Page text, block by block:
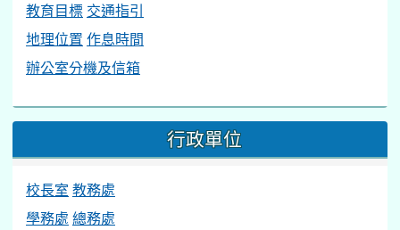
教育目標 交通指引
地理位置 作息時間
辦公室分機及信箱
行政單位
校長室 教務處
學務處 總務處